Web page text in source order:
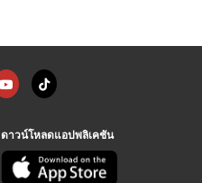
ดาวน์โหลดแอปพลิเคชัน